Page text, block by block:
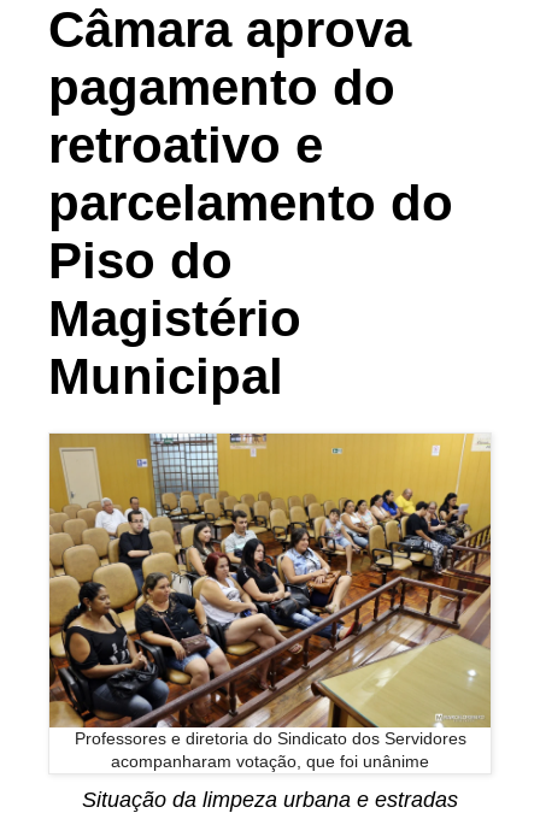
Câmara aprova
pagamento do
retroativo e
parcelamento do
Piso do
Magistério
Municipal
Professores e diretoria do Sindicato dos Servidores
acompanharam votação, que foi unânime
Situação da limpeza urbana e estradas